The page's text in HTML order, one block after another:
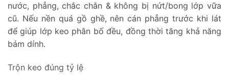
nước, phẳng, chắc chắn & không bị nứt/bong lớp vữa
cũ. Nếu nền quá gồ ghề, nên cán phẳng trước khi lát
để giúp lớp keo phân bố đều, đồng thời tăng khả năng
bám dính.
Trộn keo đúng tỷ lệ